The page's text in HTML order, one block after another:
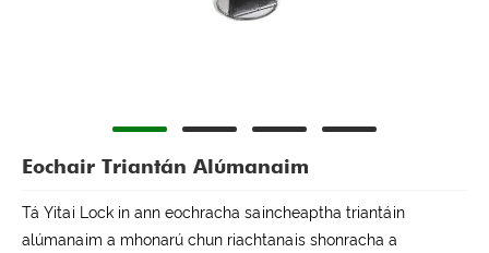
Eochair Triantán Alúmanaim
Tá Yitai Lock in ann eochracha saincheaptha triantáin
alúmanaim a mhonarú chun riachtanais shonracha a